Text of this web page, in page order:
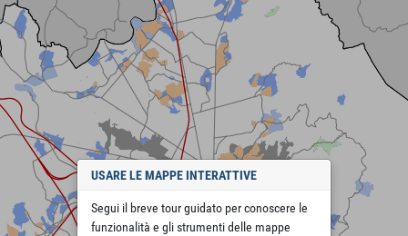
USARE LE MAPPE INTERATTIVE
Segui il breve tour guidato per conoscere le
funzionalità e gli strumenti delle mappe